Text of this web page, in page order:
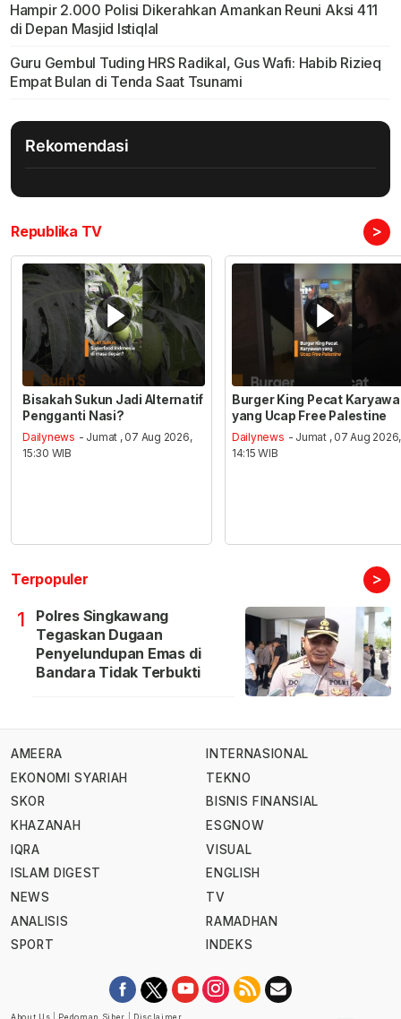
Hampir 2.000 Polisi Dikerahkan Amankan Reuni Aksi 411
di Depan Masjid Istiqlal
Guru Gembul Tuding HRS Radikal, Gus Wafi: Habib Rizieq
Empat Bulan di Tenda Saat Tsunami
Rekomendasi
Republika TV >
Bisakah Sukun Jadi Alternatif
Pengganti Nasi?
Dailynews - Jumat , 07 Aug 2026,
15:30 WIB
Burger King Pecat
yang Ucap Free Palestine
Dailynews - Jumat , 07 Aug 2026,
14:15 WIB
Terpopuler >
1
Polres Singkawang
Tegaskan Dugaan
Penyelundupan Emas di
Bandara Tidak Terbukti
AMEERA
EKONOMI SYARIAH
SKOR
KHAZANAH
IQRA
ISLAM DIGEST
NEWS
ANALISIS
SPORT
INTERNASIONAL
TEKNO
BISNIS FINANSIAL
ESGNOW
VISUAL
ENGLISH
TV
RAMADHAN
INDEKS